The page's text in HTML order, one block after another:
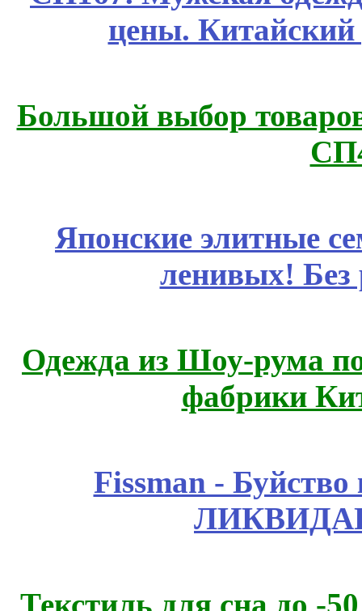
цены.
Большой выбор
Японские элитные
ленивых!
Одежда из Шоу-рума
фабрики
Fissmаn -
Текстиль для сна до